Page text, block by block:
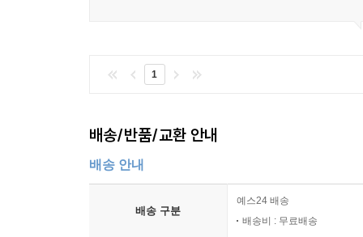
1
배송/반품/교환 안내
배송 안내
배송 구분
예스24 배송
배송비 : 무료배송